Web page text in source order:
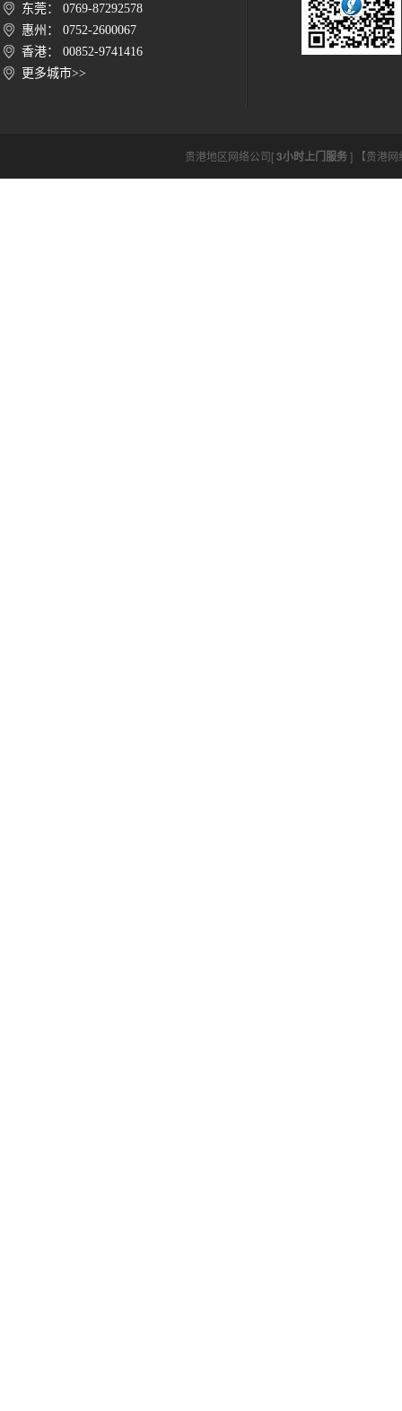
东莞： 0769-87292578
惠州： 0752-2600067
香港： 00852-9741416
更多城市>>
贵港地区网络公司[3小时上门服务] 【贵港